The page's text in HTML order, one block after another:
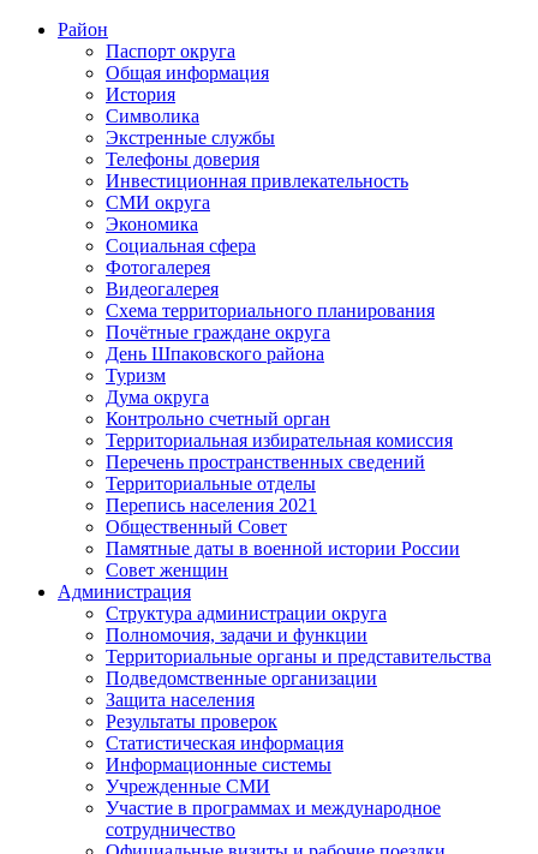
Район
Паспорт округа
Общая информация
История
Символика
Экстренные службы
Телефоны доверия
Инвестиционная привлекательность
СМИ округа
Экономика
Социальная сфера
Фотогалерея
Видеогалерея
Схема территориального планирования
Почётные граждане округа
День Шпаковского района
Туризм
Дума округа
Контрольно счетный орган
Территориальная избирательная комиссия
Перечень пространственных сведений
Территориальные отделы
Перепись населения 2021
Общественный Совет
Памятные даты в военной истории России
Совет женщин
Администрация
Структура администрации округа
Полномочия, задачи и функции
Территориальные органы и представительства
Подведомственные организации
Защита населения
Результаты проверок
Статистическая информация
Информационные системы
Учрежденные СМИ
Участие в программах и международное
сотрудничество